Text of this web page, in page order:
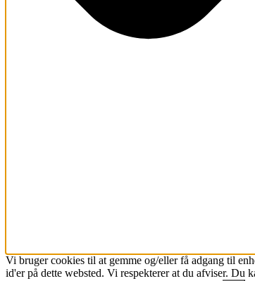
Vi bruger cookies til at gemme og/eller få adgang til
id'er på dette websted. Vi respekterer at du afviser. Du